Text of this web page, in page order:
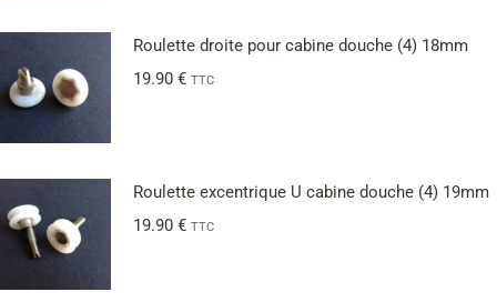
Roulette droite pour cabine douche (4) 18mm
19.90 € TTC
Roulette excentrique U cabine douche (4) 19mm
19.90 € TTC